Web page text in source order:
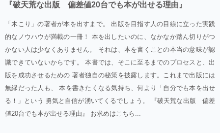
『破天荒な出版 偏差値20台でも本が出せる理由』
「木こり」の著者が本を出すまで。 出版を目指す人の目線に立った実践
的なノウハウが満載の一冊！ 本を出したいのに、なかなか踏ん切りがつ
かない人は少なくありません。 それは、本を書くことの本当の意味が認
識できていないからです。 本書では、そこに至るまでのプロセスと、出
版を成功させるための 著者独自の秘策を披露します。これまで出版には
無縁だった人も、 本を書きたくなる気持ち、何より「自分でも本を出せ
る！」という 勇気と自信が湧いてくるでしょう。 『破天荒な出版 偏差
値20台でも本が出せる理由』 お求めはこちら...